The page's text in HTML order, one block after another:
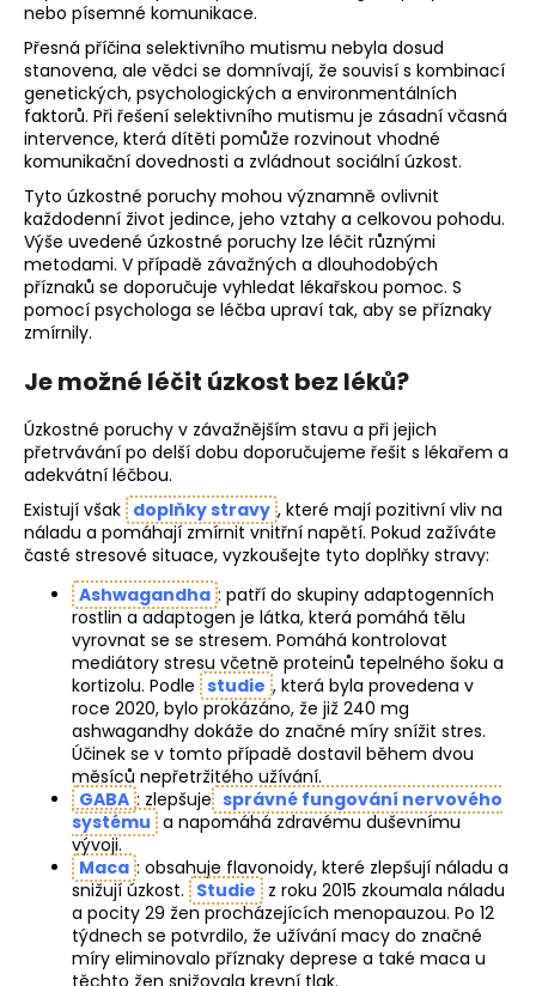
nebo písemné komunikace.
Přesná příčina selektivního mutismu nebyla dosud
stanovena, ale vědci se domnívají, že souvisí s kombinací
genetických, psychologických a environmentálních
faktorů. Při řešení selektivního mutismu je zásadní včasná
intervence, která dítěti pomůže rozvinout vhodné
komunikační dovednosti a zvládnout sociální úzkost.
Tyto úzkostné poruchy mohou významně ovlivnit
každodenní život jedince, jeho vztahy a celkovou pohodu.
Výše uvedené úzkostné poruchy lze léčit různými
metodami. V případě závažných a dlouhodobých
příznaků se doporučuje vyhledat lékařskou pomoc. S
pomocí psychologa se léčba upraví tak, aby se příznaky
zmírnily.
Je možné léčit úzkost bez léků?
Úzkostné poruchy v závažnějším stavu a při jejich
přetrvávání po delší dobu doporučujeme řešit s lékařem a
adekvátní léčbou.
Existují však doplňky stravy , které mají pozitivní vliv na
náladu a pomáhají zmírnit vnitřní napětí. Pokud zažíváte
časté stresové situace, vyzkoušejte tyto doplňky stravy:
Ashwagandha : patří do skupiny adaptogenních
rostlin a adaptogen je látka, která pomáhá tělu
vyrovnat se se stresem. Pomáhá kontrolovat
mediátory stresu včetně proteinů tepelného šoku a
kortizolu. Podle studie , která byla provedena v
roce 2020, bylo prokázáno, že již 240 mg
ashwagandhy dokáže do značné míry snížit stres.
Účinek se v tomto případě dostavil během dvou
měsíců nepřetržitého užívání.
GABA : zlepšuje správné fungování nervového
systému a napomáhá zdravému duševnímu
vývoji.
Maca : obsahuje flavonoidy, které zlepšují náladu a
snižují úzkost. Studie z roku 2015 zkoumala náladu
a pocity 29 žen procházejících menopauzou. Po 12
týdnech se potvrdilo, že užívání macy do značné
míry eliminovalo příznaky deprese a také maca u
těchto žen snižovala krevní tlak.